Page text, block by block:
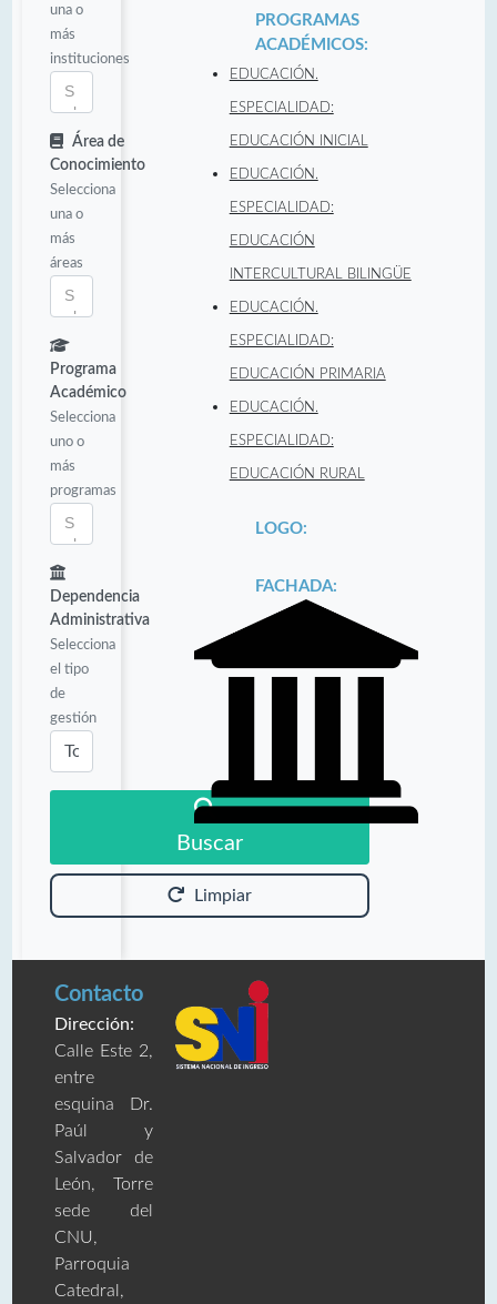
una o
más
instituciones
Área de
Conocimiento
Selecciona
una o
más
áreas
Programa
Académico
Selecciona
uno o
más
programas
Dependencia
Administrativa
Selecciona
el tipo
de
gestión
Buscar
Limpiar
PROGRAMAS
ACADÉMICOS:
EDUCACIÓN.
ESPECIALIDAD:
EDUCACIÓN INICIAL
EDUCACIÓN.
ESPECIALIDAD:
EDUCACIÓN
INTERCULTURAL BILINGÜE
EDUCACIÓN.
ESPECIALIDAD:
EDUCACIÓN PRIMARIA
EDUCACIÓN.
ESPECIALIDAD:
EDUCACIÓN RURAL
LOGO:
FACHADA:
Contacto
Dirección:
Calle Este 2,
entre
esquina Dr.
Paúl y
Salvador de
León, Torre
sede del
CNU,
Parroquia
Catedral,